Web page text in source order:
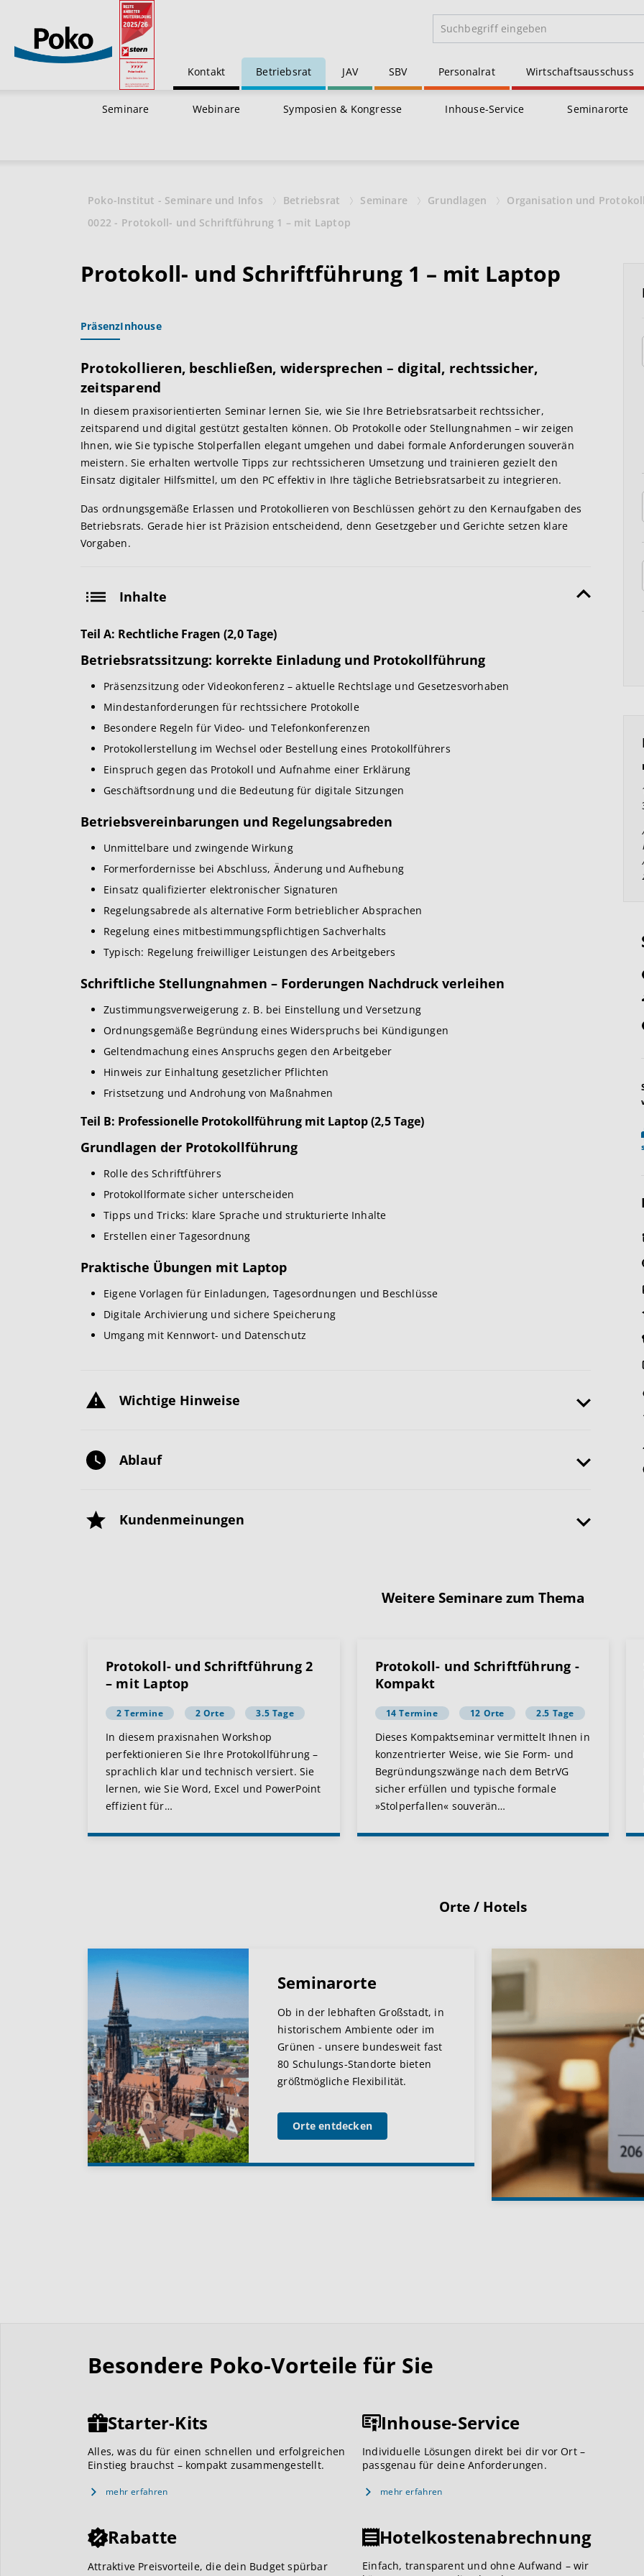
Kontakt Betriebsrat JAV SBV Personalrat Wirtschaftsausschuss
Seminare Webinare Symposien & Kongresse Inhouse-Service Seminarorte
Poko-Institut - Seminare und Infos Betriebsrat Seminare Grundlagen
Organisation und
0022 - Protokoll- und Schriftführung 1 – mit Laptop
Protokoll- und Schriftführung 1 – mit Laptop
PräsenzInhouse
Protokollieren, beschließen, widersprechen – digital, rechtssicher,
zeitsparend
In diesem praxisorientierten Seminar lernen Sie, wie Sie Ihre Betriebsratsarbeit rechtssicher,
zeitsparend und digital gestützt gestalten können. Ob Protokolle oder Stellungnahmen – wir zeigen
Ihnen, wie Sie typische Stolperfallen elegant umgehen und dabei formale Anforderungen souverän
meistern. Sie erhalten wertvolle Tipps zur rechtssicheren Umsetzung und trainieren gezielt den
Einsatz digitaler Hilfsmittel, um den PC effektiv in Ihre tägliche Betriebsratsarbeit zu integrieren.
Das ordnungsgemäße Erlassen und Protokollieren von Beschlüssen gehört zu den Kernaufgaben des
Betriebsrats. Gerade hier ist Präzision entscheidend, denn Gesetzgeber und Gerichte setzen klare
Vorgaben.
Inhalte
Teil A: Rechtliche Fragen (2,0 Tage)
Betriebsratssitzung: korrekte Einladung und Protokollführung
Präsenzsitzung oder Videokonferenz – aktuelle Rechtslage und Gesetzesvorhaben
Mindestanforderungen für rechtssichere Protokolle
Besondere Regeln für Video- und Telefonkonferenzen
Protokollerstellung im Wechsel oder Bestellung eines Protokollführers
Einspruch gegen das Protokoll und Aufnahme einer Erklärung
Geschäftsordnung und die Bedeutung für digitale Sitzungen
Betriebsvereinbarungen und Regelungsabreden
Unmittelbare und zwingende Wirkung
Formerfordernisse bei Abschluss, Änderung und Aufhebung
Einsatz qualifizierter elektronischer Signaturen
Regelungsabrede als alternative Form betrieblicher Absprachen
Regelung eines mitbestimmungspflichtigen Sachverhalts
Typisch: Regelung freiwilliger Leistungen des Arbeitgebers
Schriftliche Stellungnahmen – Forderungen Nachdruck verleihen
Zustimmungsverweigerung z. B. bei Einstellung und Versetzung
Ordnungsgemäße Begründung eines Widerspruchs bei Kündigungen
Geltendmachung eines Anspruchs gegen den Arbeitgeber
Hinweis zur Einhaltung gesetzlicher Pflichten
Fristsetzung und Androhung von Maßnahmen
Teil B: Professionelle Protokollführung mit Laptop (2,5 Tage)
Grundlagen der Protokollführung
Rolle des Schriftführers
Protokollformate sicher unterscheiden
Tipps und Tricks: klare Sprache und strukturierte Inhalte
Erstellen einer Tagesordnung
Praktische Übungen mit Laptop
Eigene Vorlagen für Einladungen, Tagesordnungen und Beschlüsse
Digitale Archivierung und sichere Speicherung
Umgang mit Kennwort- und Datenschutz
Wichtige Hinweise
Ablauf
Kundenmeinungen
Weitere Seminare zum Thema
Protokoll- und Schriftführung 2
– mit Laptop
2 Termine 2 Orte 3.5 Tage
In diesem praxisnahen Workshop
perfektionieren Sie Ihre Protokollführung –
sprachlich klar und technisch versiert. Sie
lernen, wie Sie Word, Excel und PowerPoint
effizient für…
Protokoll- und Schriftführung -
Kompakt
14 Termine 12 Orte 2.5 Tage
Dieses Kompaktseminar vermittelt Ihnen in
konzentrierter Weise, wie Sie Form- und
Begründungszwänge nach dem BetrVG
sicher erfüllen und typische formale
»Stolperfallen« souverän…
Orte / Hotels
Seminarorte
Ob in der lebhaften Großstadt, in
historischem Ambiente oder im
Grünen - unsere bundesweit fast
80 Schulungs-Standorte bieten
größtmögliche Flexibilität.
Orte entdecken
Besondere Poko-Vorteile für Sie
Starter-Kits
Alles, was du für einen schnellen und erfolgreichen
Einstieg brauchst – kompakt zusammengestellt.
mehr erfahren
Inhouse-Service
Individuelle Lösungen direkt bei dir vor Ort –
passgenau für deine Anforderungen.
mehr erfahren
Rabatte
Attraktive Preisvorteile, die dein Budget spürbar
Hotelkostenabrechnung
Einfach, transparent und ohne Aufwand – wir